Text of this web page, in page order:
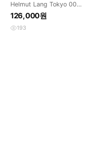
Helmut Lang Tokyo 00
archive 토트백
126,000원
193